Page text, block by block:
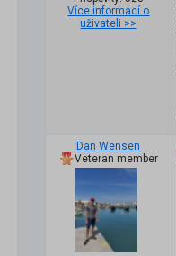
Více informací o
uživateli >>
Dan Wensen
Veteran member